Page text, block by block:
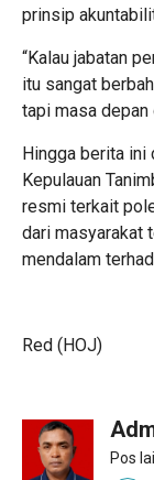
prinsip
“Kalau jabatan
itu sangat
tapi masa depan
Hingga berita ini
Kepulauan
resmi terkait
dari masyarakat
mendalam
Red (HOJ)
Pos